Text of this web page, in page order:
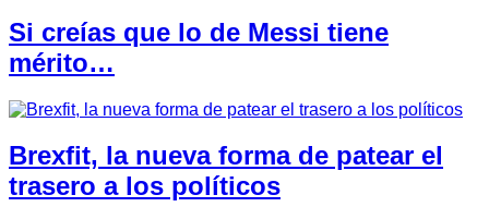
Si creías que lo de Messi tiene
mérito…
Brexfit, la nueva forma de patear el
trasero a los políticos